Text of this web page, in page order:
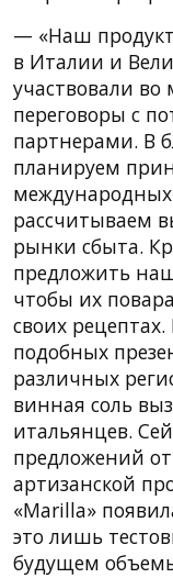
— «Наш
в Италии и
участвовали во
переговоры с
партнерами. В
планируем
рассчитываем
рынки сбыта.
предложить
чтобы их
своих
подобных
различных
винная соль
итальянцев.
предложений
артизанской
«Marilla»
это лишь
будущем